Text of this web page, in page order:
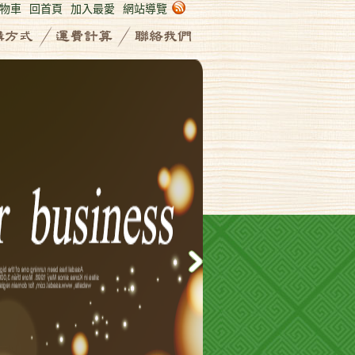
車 回首頁 加入最愛 網站導覽